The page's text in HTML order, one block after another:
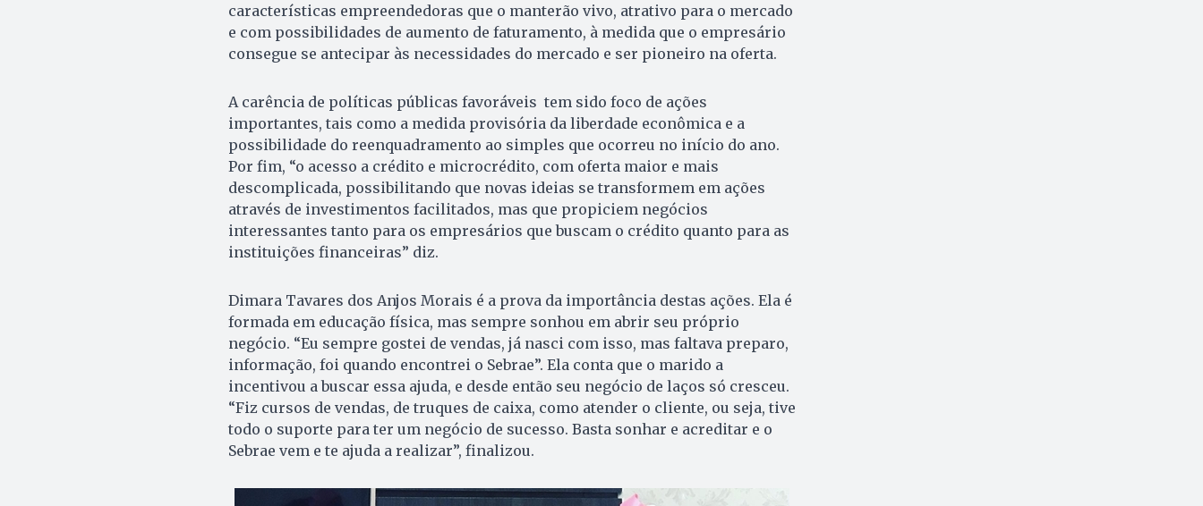
características empreendedoras que o manterão vivo, atrativo para o mercado
e com possibilidades de aumento de faturamento, à medida que o empresário
consegue se antecipar às necessidades do mercado e ser pioneiro na oferta.
A carência de políticas públicas favoráveis tem sido foco de ações
importantes, tais como a medida provisória da liberdade econômica e a
possibilidade do reenquadramento ao simples que ocorreu no início do ano.
Por fim, “o acesso a crédito e microcrédito, com oferta maior e mais
descomplicada, possibilitando que novas ideias se transformem em ações
através de investimentos facilitados, mas que propiciem negócios
interessantes tanto para os empresários que buscam o crédito quanto para as
instituições financeiras” diz.
Dimara Tavares dos Anjos Morais é a prova da importância destas ações. Ela é
formada em educação física, mas sempre sonhou em abrir seu próprio
negócio. “Eu sempre gostei de vendas, já nasci com isso, mas faltava preparo,
informação, foi quando encontrei o Sebrae”. Ela conta que o marido a
incentivou a buscar essa ajuda, e desde então seu negócio de laços só cresceu.
“Fiz cursos de vendas, de truques de caixa, como atender o cliente, ou seja, tive
todo o suporte para ter um negócio de sucesso. Basta sonhar e acreditar e o
Sebrae vem e te ajuda a realizar”, finalizou.